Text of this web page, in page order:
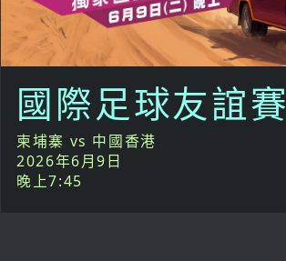
國際足球友誼賽
柬埔寨 vs 中國香港
2026年6月9日
晚上7:45